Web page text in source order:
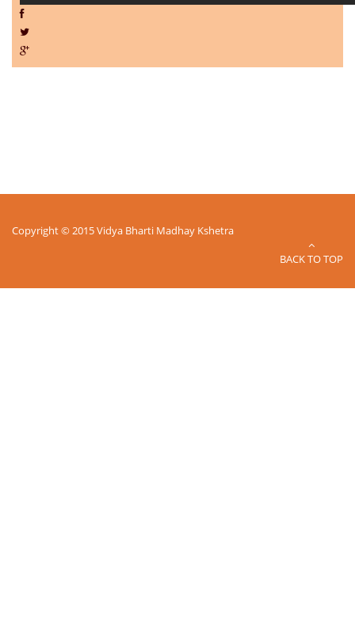
Copyright © 2015 Vidya Bharti Madhay Kshetra
BACK TO TOP